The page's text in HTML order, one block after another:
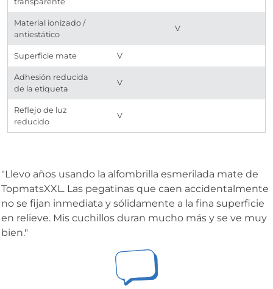
Material ionizado /
antiestático
V
Superficie mate V
Adhesión reducida
de la etiqueta
V
Reflejo de luz
reducido
V
"Llevo años usando la alfombrilla esmerilada mate de
TopmatsXXL. Las pegatinas que caen accidentalmente
no se fijan inmediata y sólidamente a la fina superficie
en relieve. Mis cuchillos duran mucho más y se ve muy
bien."